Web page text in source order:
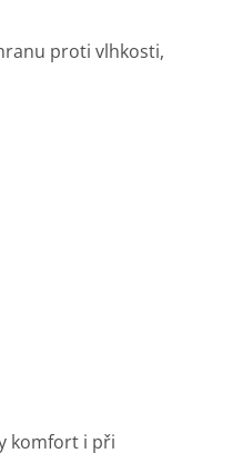
proti vlhkosti,
komfort i při